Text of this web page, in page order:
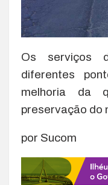
Os serviços
diferentes
melhoria da
preservação do
por Sucom